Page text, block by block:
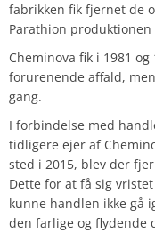
fabrikken fik fjernet de
Parathion
Cheminova fik i 1981
forurenende affald,
gang.
I forbindelse med
tidligere ejer af
sted i 2015, blev der
Dette for at få sig
kunne handlen ikke gå
den farlige og flydende